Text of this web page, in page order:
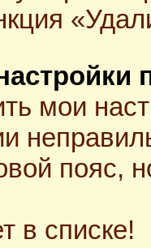
мои
пояс,
в списке!